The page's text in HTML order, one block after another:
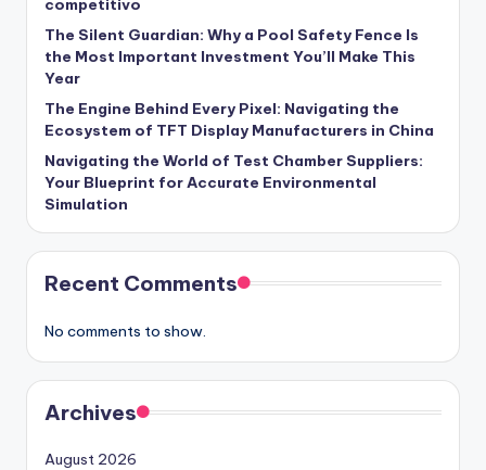
competitivo
The Silent Guardian: Why a Pool Safety Fence Is
the Most Important Investment You’ll Make This
Year
The Engine Behind Every Pixel: Navigating the
Ecosystem of TFT Display Manufacturers in China
Navigating the World of Test Chamber Suppliers:
Your Blueprint for Accurate Environmental
Simulation
Recent Comments
No comments to show.
Archives
August 2026